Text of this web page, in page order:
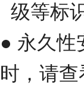
级等标
● 永久性
时，请查